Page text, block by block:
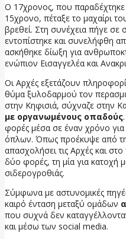
Ο 17χρονος, που παραδέχτηκε
15χρονο, πέταξε το μαχαίρι
βρεθεί. Στη συνέχεια πήγε σε
εντοπίστηκε και συνελήφθη
ασκήθηκε δίωξη για
ενώπιον Εισαγγελέα και
Οι Αρχές εξετάζουν
θύμα ξυλοδαρμού τον
στην Κηφισιά, σύχναζε στην
με οργανωμένους οπαδούς
φορές μέσα σε έναν χρόνο
όπλων. Όπως προέκυψε από
απασχολήσει τις Αρχές και
δύο φορές, τη μία για κατοχή
σιδερογροθιάς.
Σύμφωνα με αστυνομικές
καιρό ένταση μεταξύ ομάδων
που συχνά δεν
και μέσω των social media.